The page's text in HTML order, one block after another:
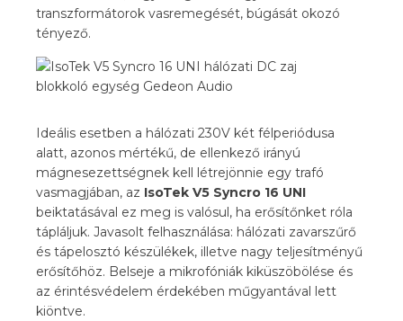
transzformátorok vasremegését, búgását okozó
tényező.
Ideális esetben a hálózati 230V két félperiódusa
alatt, azonos mértékű, de ellenkező irányú
mágnesezettségnek kell létrejönnie egy trafó
vasmagjában, az IsoTek V5 Syncro 16 UNI
beiktatásával ez meg is valósul, ha erősítőnket róla
tápláljuk. Javasolt felhasználása: hálózati zavarszűrő
és tápelosztó készülékek, illetve nagy teljesítményű
erősítőhöz. Belseje a mikrofóniák kiküszöbölése és
az érintésvédelem érdekében műgyantával lett
kiöntve.